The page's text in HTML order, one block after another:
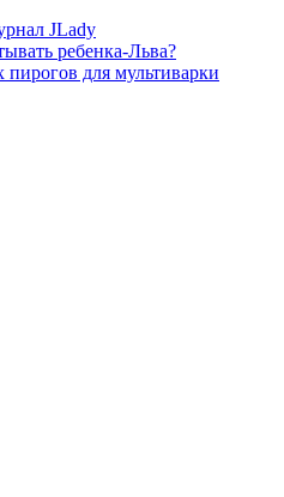
JLady
ребенка-Льва?
для мультиварки